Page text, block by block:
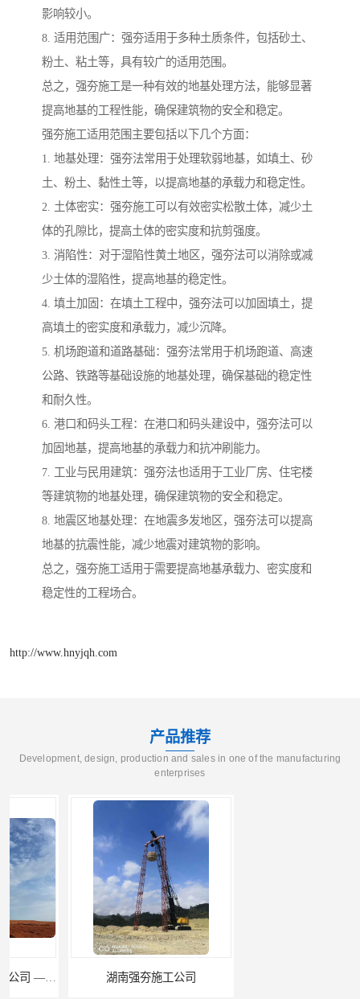
影响较小。
8. 适用范围广：强夯适用于多种土质条件，包括砂土、
粉土、粘土等，具有较广的适用范围。
总之，强夯施工是一种有效的地基处理方法，能够显著
提高地基的工程性能，确保建筑物的安全和稳定。
强夯施工适用范围主要包括以下几个方面：
1. 地基处理：强夯法常用于处理软弱地基，如填土、砂
土、粉土、黏性土等，以提高地基的承载力和稳定性。
2. 土体密实：强夯施工可以有效密实松散土体，减少土
体的孔隙比，提高土体的密实度和抗剪强度。
3. 消陷性：对于湿陷性黄土地区，强夯法可以消除或减
少土体的湿陷性，提高地基的稳定性。
4. 填土加固：在填土工程中，强夯法可以加固填土，提
高填土的密实度和承载力，减少沉降。
5. 机场跑道和道路基础：强夯法常用于机场跑道、高速
公路、铁路等基础设施的地基处理，确保基础的稳定性
和耐久性。
6. 港口和码头工程：在港口和码头建设中，强夯法可以
加固地基，提高地基的承载力和抗冲刷能力。
7. 工业与民用建筑：强夯法也适用于工业厂房、住宅楼
等建筑物的地基处理，确保建筑物的安全和稳定。
8. 地震区地基处理：在地震多发地区，强夯法可以提高
地基的抗震性能，减少地震对建筑物的影响。
总之，强夯施工适用于需要提高地基承载力、密实度和
稳定性的工程场合。
http://www.hnyjqh.com
产品推荐
Development, design, production and sales in one of the manufacturing
enterprises
湖南强夯施工公司